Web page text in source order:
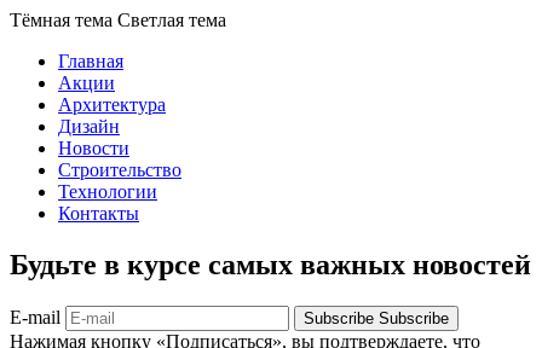
Тёмная тема Светлая тема
Главная
Акции
Архитектура
Дизайн
Новости
Строительство
Технологии
Контакты
Будьте в курсе самых важных новостей
E-mail Subscribe Subscribe
Нажимая кнопку «Подписаться», вы подтверждаете, что